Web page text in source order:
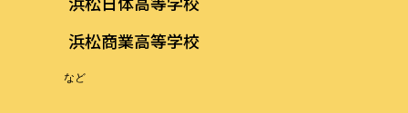
浜松商業高等学校
など